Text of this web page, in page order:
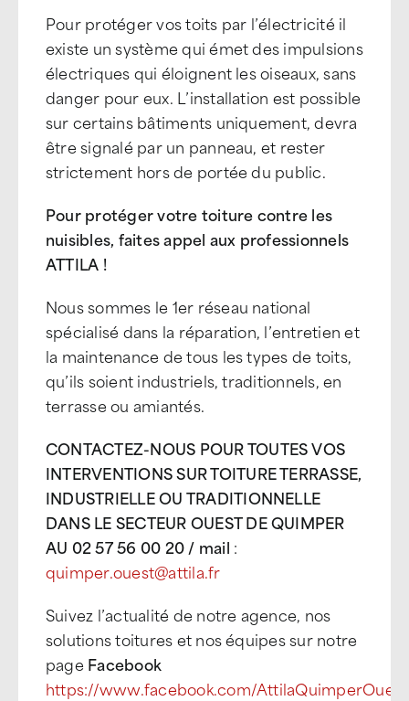
Pour protéger vos toits par l’électricité il
existe un système qui émet des impulsions
électriques qui éloignent les oiseaux, sans
danger pour eux. L’installation est possible
sur certains bâtiments uniquement, devra
être signalé par un panneau, et rester
strictement hors de portée du public.
Pour protéger votre toiture contre les
nuisibles, faites appel aux professionnels
ATTILA !
Nous sommes le 1er réseau national
spécialisé dans la réparation, l’entretien et
la maintenance de tous les types de toits,
qu’ils soient industriels, traditionnels, en
terrasse ou amiantés.
CONTACTEZ-NOUS POUR TOUTES VOS
INTERVENTIONS SUR TOITURE TERRASSE,
INDUSTRIELLE OU TRADITIONNELLE
DANS LE SECTEUR OUEST DE QUIMPER
AU 02 57 56 00 20 / mail :
quimper.ouest@attila.fr
Suivez l’actualité de notre agence, nos
solutions toitures et nos équipes sur notre
page Facebook
https://www.facebook.com/